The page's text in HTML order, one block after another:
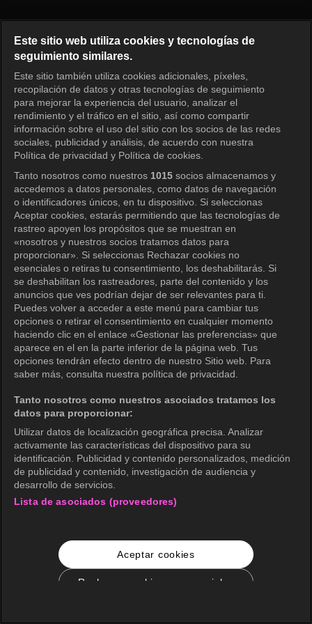
Iniciar sesión
Este sitio web utiliza cookies y tecnologías de
seguimiento similares.
Este sitio también utiliza cookies adicionales, píxeles,
recopilación de datos y otras tecnologías de seguimiento
para mejorar la experiencia del usuario, analizar el
rendimiento y el tráfico en el sitio, así como compartir
información sobre el uso del sitio con los socios de las redes
sociales, publicidad y análisis, de acuerdo con nuestra
Política de privacidad y Política de cookies.
Tanto nosotros como nuestros 1015 socios almacenamos y
accedemos a datos personales, como datos de navegación
o identificadores únicos, en tu dispositivo. Si seleccionas
Aceptar cookies, estarás permitiendo que las tecnologías de
rastreo apoyen los propósitos que se muestran en
«nosotros y nuestros socios tratamos datos para
proporcionar». Si seleccionas Rechazar cookies no
esenciales o retiras tu consentimiento, los deshabilitarás. Si
se deshabilitan los rastreadores, parte del contenido y los
anuncios que ves podrían dejar de ser relevantes para ti.
Puedes volver a acceder a este menú para cambiar tus
opciones o retirar el consentimiento en cualquier momento
haciendo clic en el enlace «Gestionar las preferencias» que
aparece en el en la parte inferior de la página web. Tus
opciones tendrán efecto dentro de nuestro Sitio web. Para
saber más, consulta nuestra política de privacidad.
Tanto nosotros como nuestros asociados tratamos los
datos para proporcionar:
Utilizar datos de localización geográfica precisa. Analizar
activamente las características del dispositivo para su
identificación. Publicidad y contenido personalizados, medición
de publicidad y contenido, investigación de audiencia y
desarrollo de servicios.
Lista de asociados (proveedores)
Aceptar cookies
Rechazar cookies no esenciales